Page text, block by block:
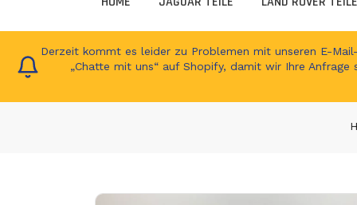
Derzeit kommt es leider zu Problemen mit unseren E-
„Chatte mit uns“ auf Shopify, damit wir Ihre